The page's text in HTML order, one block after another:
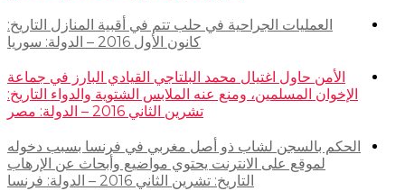
العمليات الجراحية في حلب تتم في أقبية المنازل التاريخ:
كانون الأول 2016 – الدولة: سوريا
الأمن حاول اغتيال محمد البلتاجي القيادي البارز في جماعة
الإخوان المسلمين، ومنع عنه الملابس الشتوية والدواء التاريخ:
تشرين الثاني 2016 – الدولة: مصر
الحكم بالسجن لشاب ذو أصل مغربي في فرنسا بسبب دخوله
لموقع على الانترنت يحتوي مواضيع وأبحاث عن الإرهاب
التاريخ: تشرين الثاني 2016 – الدولة: فرنسا